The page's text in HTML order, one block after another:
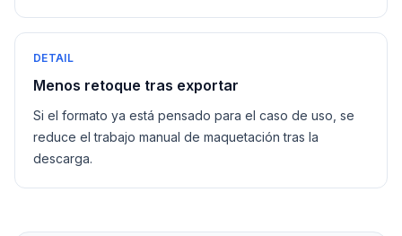
DETAIL
Menos retoque tras exportar
Si el formato ya está pensado para el caso de uso, se
reduce el trabajo manual de maquetación tras la
descarga.